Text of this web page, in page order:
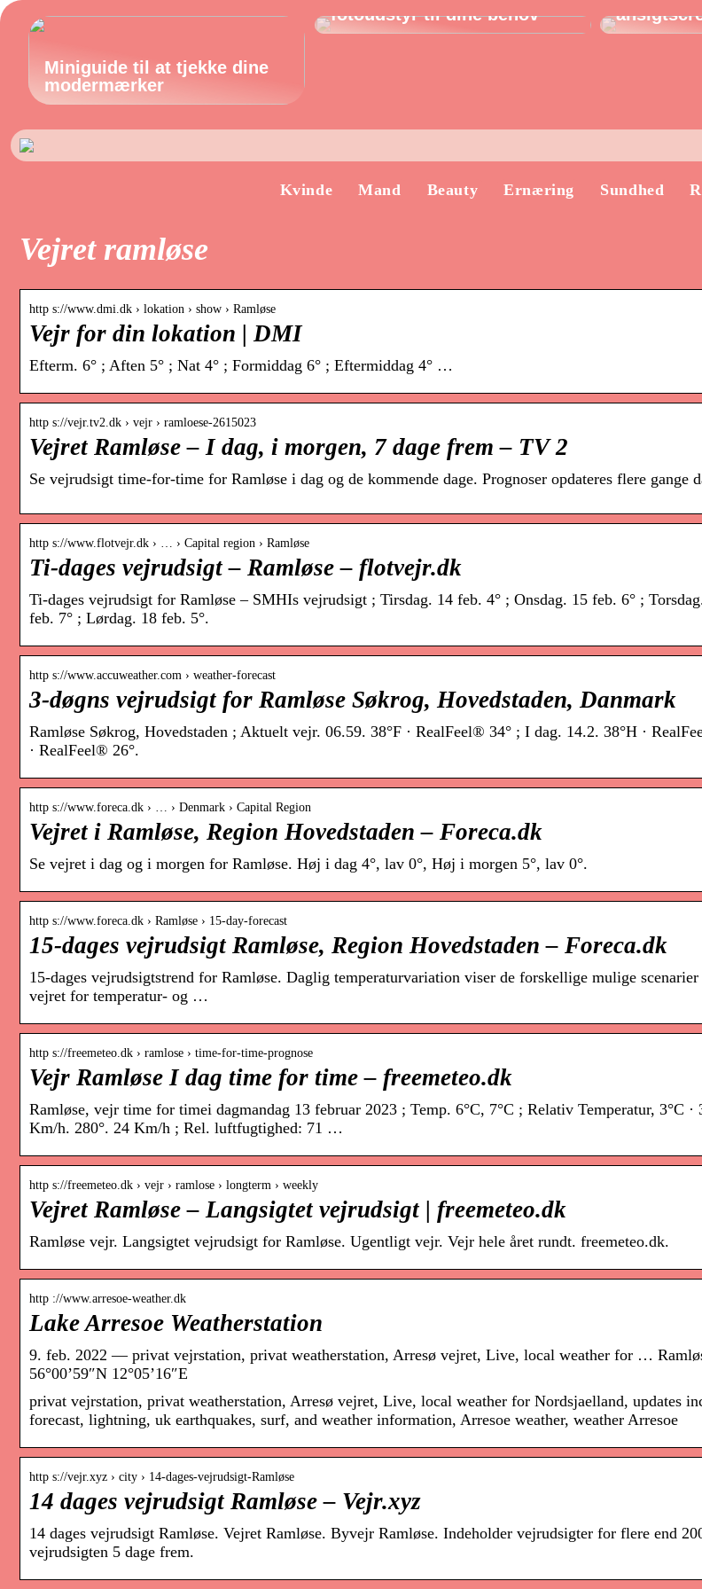
Miniguide til at tjekke dine
modermærker
fotoudstyr til dine behov
Kvinde Mand Beauty Ernæring Sundhed
Vejret ramløse
http s://www.dmi.dk › lokation › show › Ramløse
Vejr for din lokation | DMI
Efterm. 6° ; Aften 5° ; Nat 4° ; Formiddag 6° ; Eftermiddag 4° …
http s://vejr.tv2.dk › vejr › ramloese-2615023
Vejret Ramløse – I dag, i morgen, 7 dage frem – TV 2
Se vejrudsigt time-for-time for Ramløse i dag og de kommende dage. Prognoser opdateres flere gange
http s://www.flotvejr.dk › … › Capital region › Ramløse
Ti-dages vejrudsigt – Ramløse – flotvejr.dk
Ti-dages vejrudsigt for Ramløse – SMHIs vejrudsigt ; Tirsdag. 14 feb. 4° ; Onsdag. 15 feb. 6° ;
feb. 7° ; Lørdag. 18 feb. 5°.
http s://www.accuweather.com › weather-forecast
3-døgns vejrudsigt for Ramløse Søkrog, Hovedstaden, Danmark
Ramløse Søkrog, Hovedstaden ; Aktuelt vejr. 06.59. 38°F · RealFeel® 34° ; I dag. 14.2. 38°H ·
· RealFeel® 26°.
http s://www.foreca.dk › … › Denmark › Capital Region
Vejret i Ramløse, Region Hovedstaden – Foreca.dk
Se vejret i dag og i morgen for Ramløse. Høj i dag 4°, lav 0°, Høj i morgen 5°, lav 0°.
http s://www.foreca.dk › Ramløse › 15-day-forecast
15-dages vejrudsigt Ramløse, Region Hovedstaden – Foreca.dk
15-dages vejrudsigtstrend for Ramløse. Daglig temperaturvariation viser de forskellige mulige
vejret for temperatur- og …
http s://freemeteo.dk › ramlose › time-for-time-prognose
Vejr Ramløse I dag time for time – freemeteo.dk
Ramløse, vejr time for timei dagmandag 13 februar 2023 ; Temp. 6°C, 7°C ; Relativ Temperatur, 3°C ·
Km/h. 280°. 24 Km/h ; Rel. luftfugtighed: 71 …
http s://freemeteo.dk › vejr › ramlose › longterm › weekly
Vejret Ramløse – Langsigtet vejrudsigt | freemeteo.dk
Ramløse vejr. Langsigtet vejrudsigt for Ramløse. Ugentligt vejr. Vejr hele året rundt. freemeteo.dk.
http ://www.arresoe-weather.dk
Lake Arresoe Weatherstation
9. feb. 2022 — privat vejrstation, privat weatherstation, Arresø vejret, Live, local weather for …
56°00’59″N 12°05’16″E
privat vejrstation, privat weatherstation, Arresø vejret, Live, local weather for Nordsjaelland, updates
forecast, lightning, uk earthquakes, surf, and weather information, Arresoe weather, weather Arresoe
http s://vejr.xyz › city › 14-dages-vejrudsigt-Ramløse
14 dages vejrudsigt Ramløse – Vejr.xyz
14 dages vejrudsigt Ramløse. Vejret Ramløse. Byvejr Ramløse. Indeholder vejrudsigter for flere end
vejrudsigten 5 dage frem.